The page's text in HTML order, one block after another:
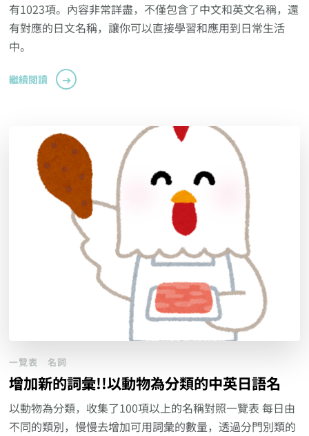
有1023項。內容非常詳盡，不僅包含了中文和英文名稱，還
有對應的日文名稱，讓你可以直接學習和應用到日常生活
中。
繼續閱讀
一覽表 名詞
增加新的詞彙!!以動物為分類的中英日語名
以動物為分類，收集了100項以上的名稱對照一覽表 每日由
不同的類別，慢慢去增加可用詞彙的數量，透過分門別類的